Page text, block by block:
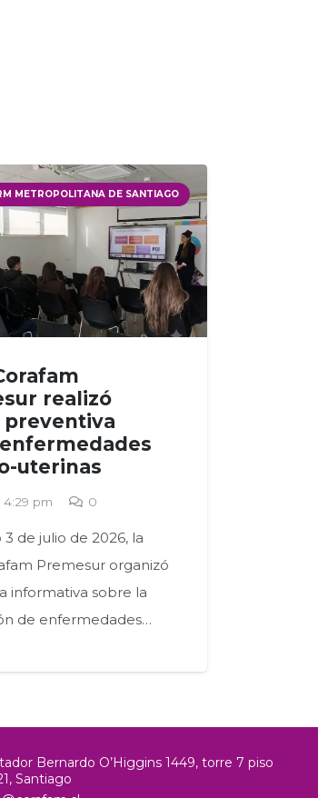
METROPOLITANA DE SANTIAGO
realizó
preventiva
uterinas
4:29 pm 0
3 de julio de 2026, la
Premesur organizó
informativa sobre la
de enfermedades…
Bernardo O’Higgins 1449, torre 7 piso
Santiago